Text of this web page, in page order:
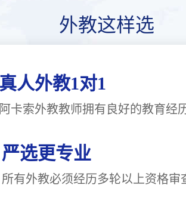
外教这样选
真人外教1对1
阿卡索外教教师拥有良好的教育
严选更专业
所有外教必须经历多轮以上资